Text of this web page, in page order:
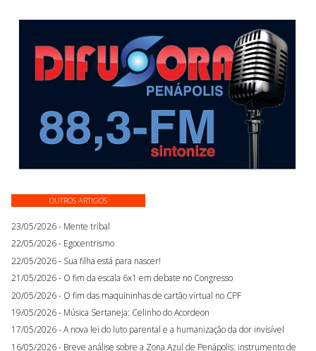
OUTROS ARTIGOS
23/05/2026 - Mente tribal
22/05/2026 - Egocentrismo
22/05/2026 - Sua filha está para nascer!
21/05/2026 - O fim da escala 6x1 em debate no Congresso
20/05/2026 - O fim das maquininhas de cartão virtual no CPF
19/05/2026 - Música Sertaneja: Celinho do Acordeon
17/05/2026 - A nova lei do luto parental e a humanização da dor invisível
16/05/2026 - Breve análise sobre a Zona Azul de Penápolis: instrumento de